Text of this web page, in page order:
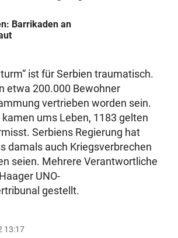
Barrikaden an
ist für Serbien traumatisch.
etwa 200.000 Bewohner
vertrieben worden sein.
ums Leben, 1183 gelten
Serbiens Regierung hat
damals auch Kriegsverbrechen
seien. Mehrere Verantwortliche
UNO-
gestellt.
13:17